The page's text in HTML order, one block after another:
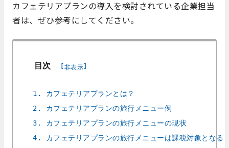
カフェテリアプランの導入を検討されている企業担当
者は、ぜひ参考にしてください。
目次 非表示
1. カフェテリアプランとは？
2. カフェテリアプランの旅行メニュー例
3. カフェテリアプランの旅行メニューの現状
4. カフェテリアプランの旅行メニューは課税対象となる